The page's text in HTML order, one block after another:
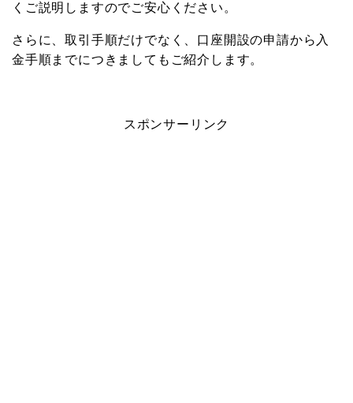
くご説明しますのでご安心ください。
さらに、取引手順だけでなく、口座開設の申請から入
金手順までにつきましてもご紹介します。
スポンサーリンク